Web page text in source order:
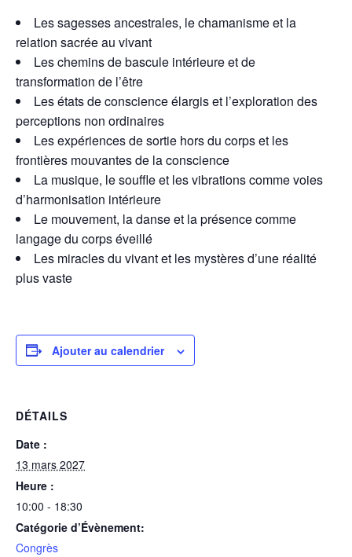
Les sagesses ancestrales, le chamanisme et la
relation sacrée au vivant
Les chemins de bascule intérieure et de
transformation de l’être
Les états de conscience élargis et l’exploration des
perceptions non ordinaires
Les expériences de sortie hors du corps et les
frontières mouvantes de la conscience
La musique, le souffle et les vibrations comme voies
d’harmonisation intérieure
Le mouvement, la danse et la présence comme
langage du corps éveillé
Les miracles du vivant et les mystères d’une réalité
plus vaste
Ajouter au calendrier
DÉTAILS
Date :
13 mars 2027
Heure :
10:00 - 18:30
Catégorie d’Évènement:
Congrès